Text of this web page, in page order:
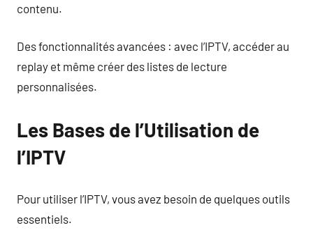
contenu.
Des fonctionnalités avancées : avec l’IPTV, accéder au
replay et même créer des listes de lecture
personnalisées.
Les Bases de l’Utilisation de
l’IPTV
Pour utiliser l’IPTV, vous avez besoin de quelques outils
essentiels.